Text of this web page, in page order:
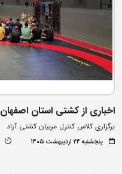
اخباری از کشتی استان اصفهان
برگزاری کلاس کنترل مربیان کشتی آزاد
پنجشنبه ۲۴ اردیبهشت ۱۴۰۵